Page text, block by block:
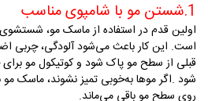
1. شستن مو با شامپوی مناسب
اولین قدم در استفاده از ماسک مو،
است. این کار باعث می‌شود آلودگی، چربی
قبلی از سطح مو پاک شود و کوتیکول مو
شود .اگر موها به‌خوبی تمیز نشوند، ماسک مو
روی سطح مو باقی می‌ماند.